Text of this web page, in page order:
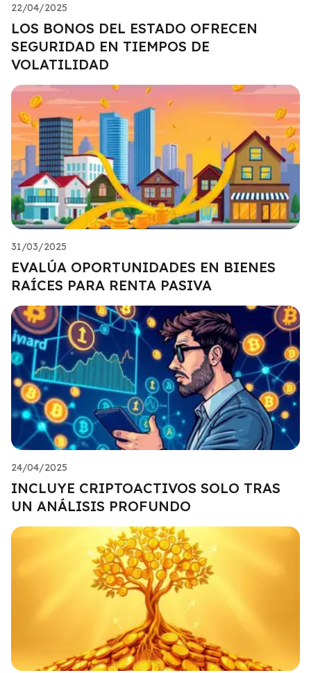
22/04/2025
LOS BONOS DEL ESTADO OFRECEN
SEGURIDAD EN TIEMPOS DE
VOLATILIDAD
31/03/2025
EVALÚA OPORTUNIDADES EN BIENES
RAÍCES PARA RENTA PASIVA
24/04/2025
INCLUYE CRIPTOACTIVOS SOLO TRAS
UN ANÁLISIS PROFUNDO